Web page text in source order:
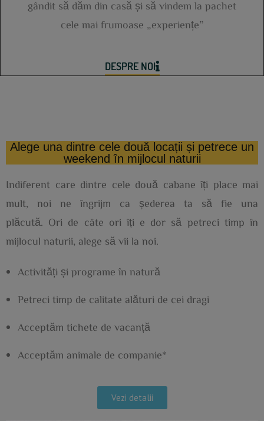
gândit să dăm din casă și să vindem la pachet
cele mai frumoase „experiențe”
DESPRE NOI
Alege una dintre cele două locații și petrece un
weekend în mijlocul naturii
Indiferent care dintre cele două cabane îți place mai
mult, noi ne îngrijm ca șederea ta să fie una
plăcută. Ori de câte ori îți e dor să petreci timp în
mijlocul naturii, alege să vii la noi.
Activități și programe în natură
Petreci timp de calitate alături de cei dragi
Acceptăm tichete de vacanță
Acceptăm animale de companie*
Vezi detalii